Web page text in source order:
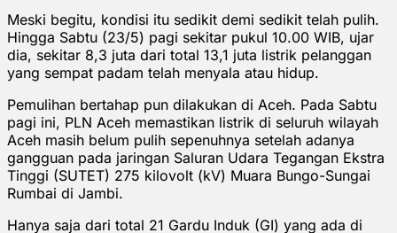
Meski begitu, kondisi itu sedikit demi sedikit telah pulih.
Hingga Sabtu (23/5) pagi sekitar pukul 10.00 WIB, ujar
dia, sekitar 8,3 juta dari total 13,1 juta listrik pelanggan
yang sempat padam telah menyala atau hidup.
Pemulihan bertahap pun dilakukan di Aceh. Pada Sabtu
pagi ini, PLN Aceh memastikan listrik di seluruh wilayah
Aceh masih belum pulih sepenuhnya setelah adanya
gangguan pada jaringan Saluran Udara Tegangan Ekstra
Tinggi (SUTET) 275 kilovolt (kV) Muara Bungo-Sungai
Rumbai di Jambi.
Hanya saja dari total 21 Gardu Induk (GI) yang ada di